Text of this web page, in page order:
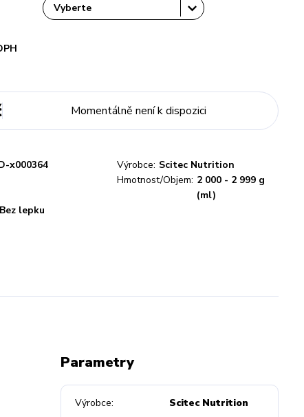
Momentálně není k dispozici
x000364 Výrobce: Scitec Nutrition
Hmotnost/Objem: 2 000 - 2 999 g
(ml)
Bez lepku
Parametry
Výrobce Scitec Nutrition